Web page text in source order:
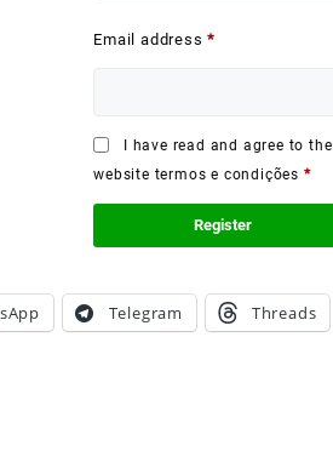
Email address*
I have read and agree to the
website termos e condições *
Telegram Threads